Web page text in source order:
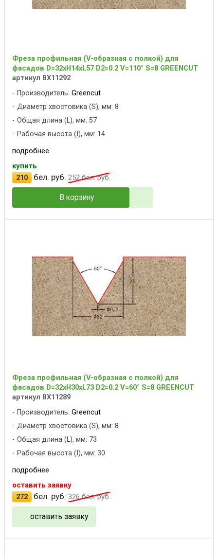
Фреза профильная (V-образная с полкой) для
фасадов D=32xH14xL57 D2=0.2 V=110° S=8 GREENCUT
артикул BX11292
Производитель: Greencut
Диаметр хвостовика (S), мм: 8
Общая длина (L), мм: 57
Рабочая высота (I), мм: 14
подробнее
купить
210
бел. руб. 252бел. руб.
В корзину
Фреза профильная (V-образная с полкой) для
фасадов D=32xH30xL73 D2=0.2 V=60° S=8 GREENCUT
артикул BX11289
Производитель: Greencut
Диаметр хвостовика (S), мм: 8
Общая длина (L), мм: 73
Рабочая высота (I), мм: 30
подробнее
оставить заявку
272
бел. руб. 326бел. руб.
оставить заявку